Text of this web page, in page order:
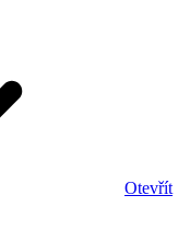
Otevřít